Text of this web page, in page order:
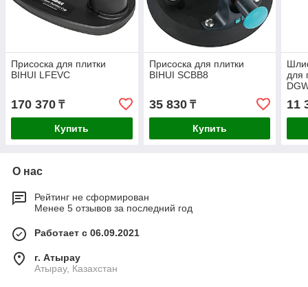
Присоска для плитки
BIHUI LFEVC
170 370 ₸
Купить
Присоска для плитки
BIHUI SCBB8
35 830₸
Купить
для
11
О нас
Рейтинг не сформирован
Менее 5 отзывов за последний год
Работает с 06.09.2021
г. Атырау
Атырау, Казахстан